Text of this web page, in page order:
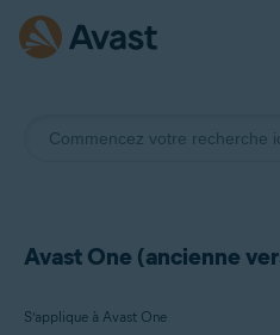
Avast One (ancienne
S’applique à Avast One